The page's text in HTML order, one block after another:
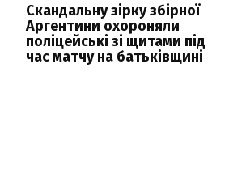
Скандальну зірку збірної
Аргентини охороняли
поліцейські зі щитами під
час матчу на батьківщині